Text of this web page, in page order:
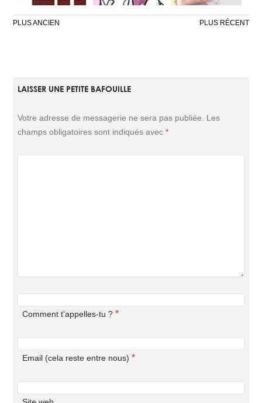
DE L’AMOUR
LET IT SNOW
NAVIGATION
PLUS ANCIEN PLUS RÉCENT
LAISSER UNE PETITE BAFOUILLE
Votre adresse de messagerie ne sera pas publiée.
Les
champs obligatoires sont indiqués avec*
Comment t'appelles-tu ? *
Email (cela reste entre nous) *